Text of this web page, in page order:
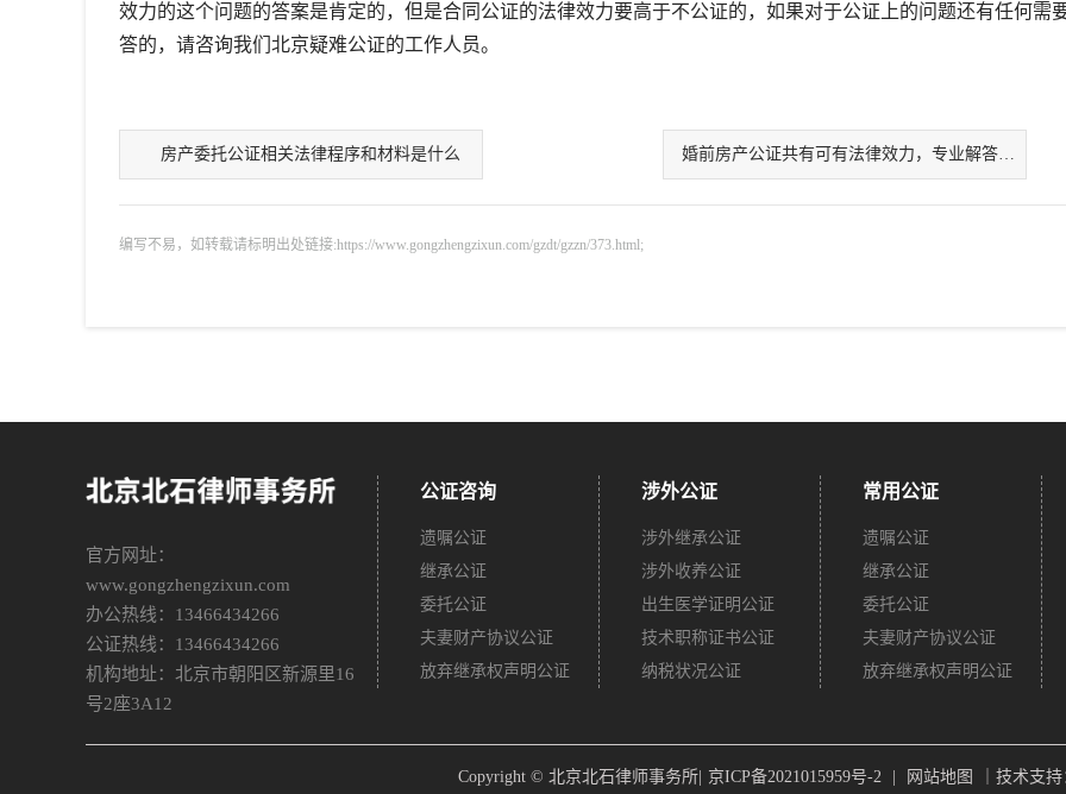
效力的这个问题的答案是肯定的，但是合同公证的法律效力要高于不公证的，如果对于公证上的问题还有任何需
答的，请咨询我们北京疑难公证的工作人员。
房产委托公证相关法律程序和材料是什么 婚前房产公证共有可有法律效力，专业解答在这
编写不易，如转载请标明出处链接:https://www.gongzhengzixun.com/gzdt/gzzn/373.html;
官方网址：
www.gongzhengzixun.com
办公热线：13466434266
公证热线：13466434266
机构地址：北京市朝阳区新源里16
号2座3A12
公证咨询
遗嘱公证
继承公证
委托公证
夫妻财产协议公证
放弃继承权声明公证
涉外公证
涉外继承公证
涉外收养公证
出生医学证明公证
技术职称证书公证
纳税状况公证
常用公证
遗嘱公证
继承公证
委托公证
夫妻财产协议公证
放弃继承权声明公证
Copyright © 北京北石律师事务所| 京ICP备2021015959号-2 网站地图 ｜技术支持